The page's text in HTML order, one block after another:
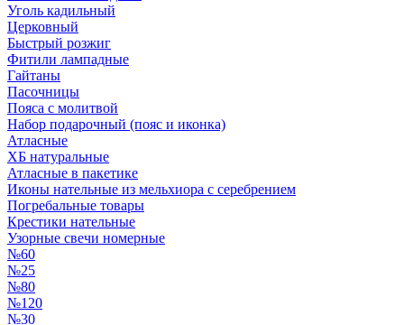
Уголь кадильный
Церковный
Быстрый розжиг
Фитили лампадные
Гайтаны
Пасочницы
Пояса с молитвой
Набор подарочный (пояс и иконка)
Атласные
ХБ натуральные
Атласные в пакетике
Иконы нательные из мельхиора с серебрением
Погребальные товары
Крестики нательные
Узорные свечи номерные
№60
№25
№80
№120
№30